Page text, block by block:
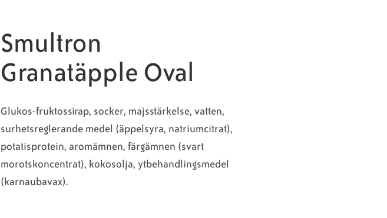
Smultron
Granatäpple Oval
Glukos-fruktossirap, socker, majsstärkelse, vatten,
surhetsreglerande medel (äppelsyra, natriumcitrat),
potatisprotein, aromämnen, färgämnen (svart
morotskoncentrat), kokosolja, ytbehandlingsmedel
(karnaubavax).